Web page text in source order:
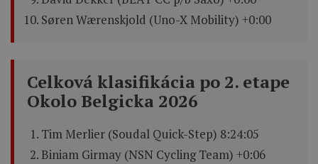
Søren Wærenskjold (Uno-X Mobility) +0:00
Celková klasifikácia po 2. etape
Okolo Belgicka 2026
Tim Merlier (Soudal Quick-Step) 8:24:05
Biniam Girmay (NSN Cycling Team) +0:06